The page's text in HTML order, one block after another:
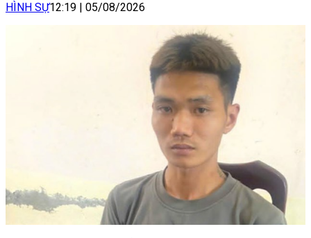
HÌNH SỰ12:19 | 05/08/2026